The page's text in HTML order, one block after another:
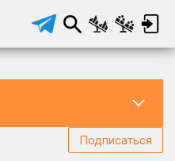
Подписаться